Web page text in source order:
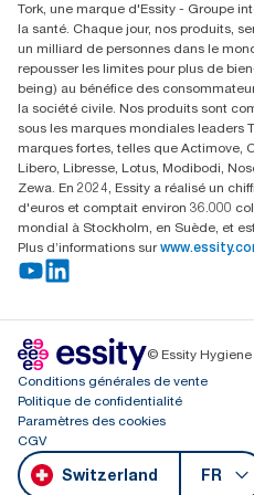
Essity Switzerland AG
Parkstraße 1b
6214 Schenkon
Lundi-jeudi 8:00-16:30 |
GLN: 7609999000928
Tork, une marque d'Essity - Groupe
la santé. Chaque jour, nos produits,
un milliard de personnes dans le
repousser les limites pour plus de
being) au bénéfice des
la société civile. Nos produits sont
sous les marques mondiales leaders
marques fortes, telles que Actimove,
Libero, Libresse, Lotus, Modibodi,
Zewa. En 2024, Essity a réalisé un
d'euros et comptait environ 36.000
mondial à Stockholm, en Suède, et
Plus d’informations sur
© Essity
Conditions générales de vente
Politique de confidentialité
Paramètres des cookies
CGV
Switzerland FR